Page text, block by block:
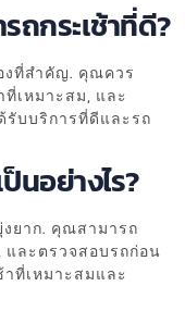
ถกระเช้าที่ดี?
งที่สำคัญ. คุณควร
เหมาะสม, และ
รับบริการที่ดีและรถ
นอย่างไร?
งยาก. คุณสามารถ
ละตรวจสอบรถก่อน
ที่เหมาะสมและ